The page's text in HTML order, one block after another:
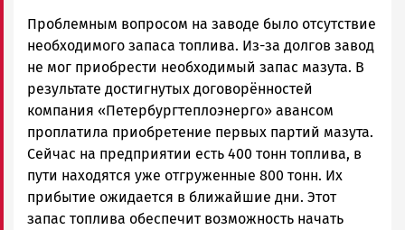
Проблемным вопросом на заводе было отсутствие
необходимого запаса топлива. Из-за долгов завод
не мог приобрести необходимый запас мазута. В
результате достигнутых договорённостей
компания «Петербургтеплоэнерго» авансом
проплатила приобретение первых партий мазута.
Сейчас на предприятии есть 400 тонн топлива, в
пути находятся уже отгруженные 800 тонн. Их
прибытие ожидается в ближайшие дни. Этот
запас топлива обеспечит возможность начать